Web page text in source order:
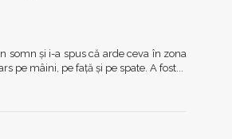
somn şi i-a spus că arde ceva în zona
pe mâini, pe faţă şi pe spate. A fost...